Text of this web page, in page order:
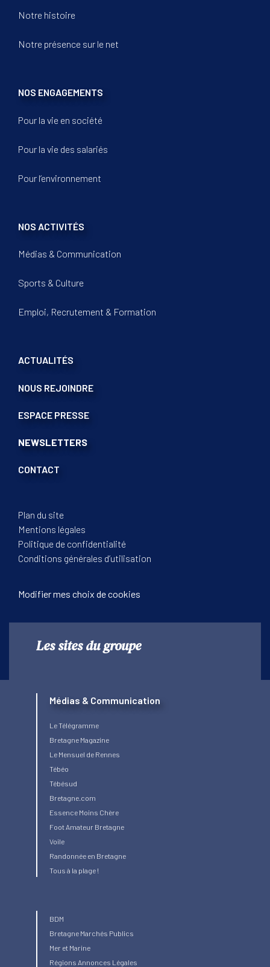
Notre histoire
Notre présence sur le net
NOS ENGAGEMENTS
Pour la vie en société
Pour la vie des salariés
Pour l’environnement
NOS ACTIVITÉS
Médias & Communication
Sports & Culture
Emploi, Recrutement & Formation
ACTUALITÉS
NOUS REJOINDRE
ESPACE PRESSE
NEWSLETTERS
CONTACT
Plan du site
Mentions légales
Politique de confidentialité
Conditions générales d’utilisation
Modifier mes choix de cookies
Les sites du groupe
Médias & Communication
Le Télégramme
Bretagne Magazine
Le Mensuel de Rennes
Tébéo
Tébésud
Bretagne.com
Essence Moins Chère
Foot Amateur Bretagne
Voile
Randonnée en Bretagne
Tous à la plage !
BDM
Bretagne Marchés Publics
Mer et Marine
Régions Annonces Légales